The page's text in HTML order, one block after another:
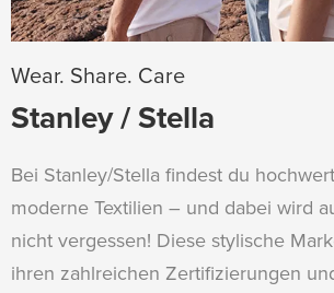
Wear. Share. Care
Stanley / Stella
Bei Stanley/Stella findest du
moderne Textilien – und dabei wird
nicht vergessen! Diese stylische
ihren zahlreichen Zertifizierungen